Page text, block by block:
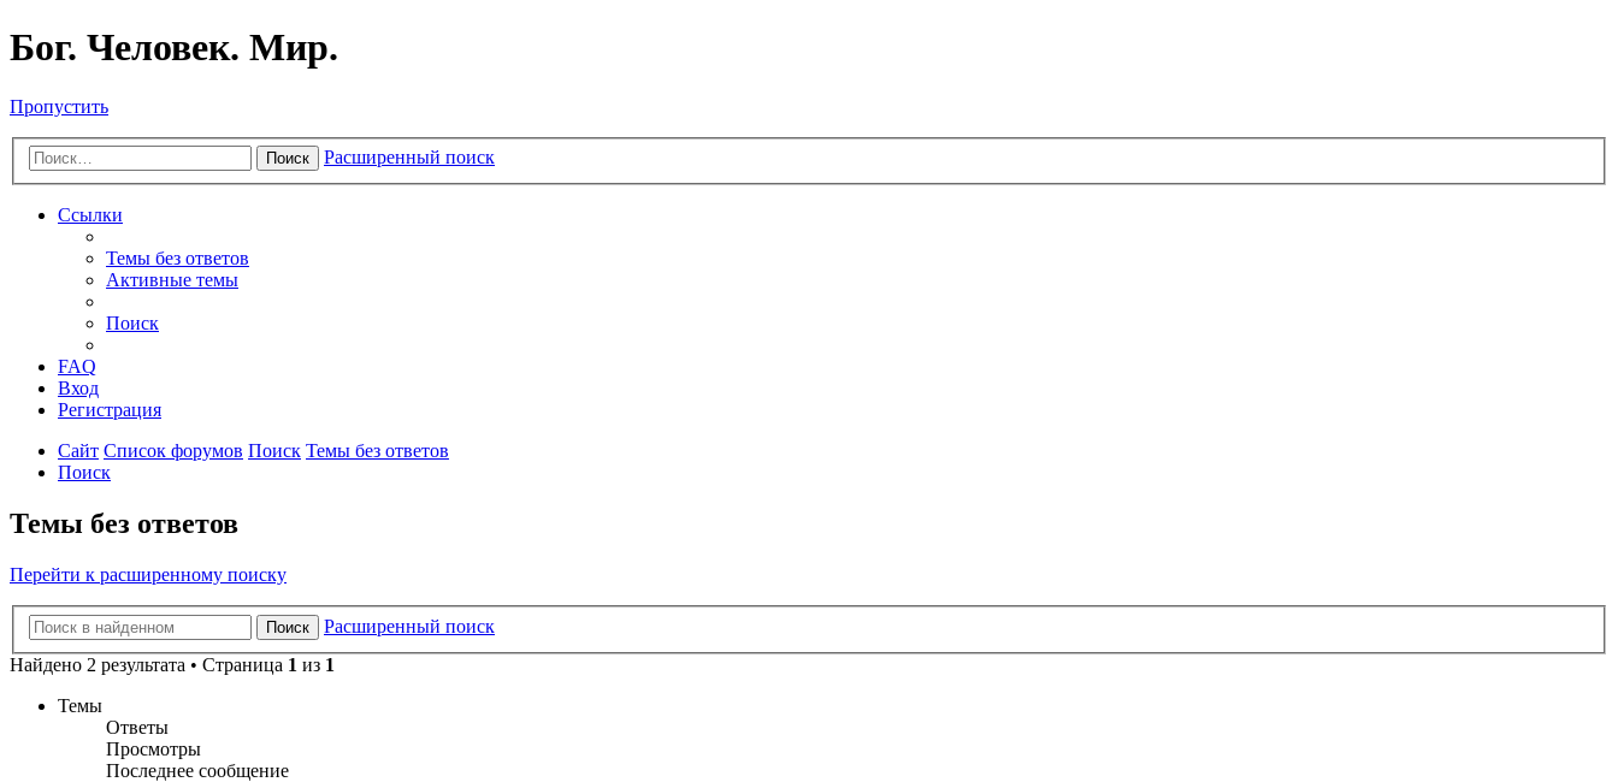
Бог. Человек. Мир.
Пропустить
Поиск Расширенный поиск
Ссылки
Темы без ответов
Активные темы
Поиск
FAQ
Вход
Регистрация
Сайт Список форумов Поиск Темы без ответов
Поиск
Темы без ответов
Перейти к расширенному поиску
Поиск
Расширенный поиск
Найдено 2 результата • Страница 1 из 1
Темы
Ответы
Просмотры
Последнее сообщение